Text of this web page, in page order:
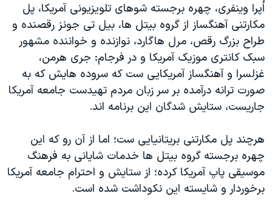
همایش محافظه‌کاران آمریکا «سی‌پک»
صفحه‌های ویژه
سفر پرزیدنت ترامپ به چین
اُپرا وینفری، چهره برجسته شوهای تلویزیونی آمریکا، پل
مکارتنی آهنگساز از گروه بیتل ها، بیل تی جونز رقصنده و
طراح بزرگ رقص، مرل هاگارد، نوازنده و خواننده مشهور
سبک کانتری موزیک آمریکا و در فرجام: جری هرمن،
غزلسرا و آهنگساز آمریکایی ست که سروده هایش که به
صورت ترانه درآمده بر سر زبان مردم تهیدست جامعه آمریکا
جاریست، ستایش شدگان این برنامه اند.
هرچند پل مکارتنی بریتانیایی ست؛ اما از آن رو که این
چهره برجسته گروه بیتل ها خدمات شایانی به فرهنگ
موسیقی پاپ آمریکا کرده؛ از ستایش و احترام جامعه آمریکا
برخوردار و شایسته این نکوداشت شده است.